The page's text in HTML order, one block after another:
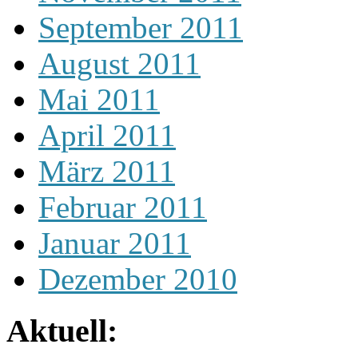
September 2011
August 2011
Mai 2011
April 2011
März 2011
Februar 2011
Januar 2011
Dezember 2010
Aktuell: